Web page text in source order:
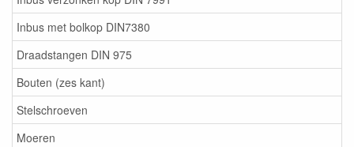
Inbus met bolkop DIN7380
Draadstangen DIN 975
Bouten (zes kant)
Stelschroeven
Moeren